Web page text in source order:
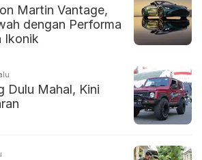
Martin Vantage,
dengan Performa
Ikonik
Dulu Mahal, Kini